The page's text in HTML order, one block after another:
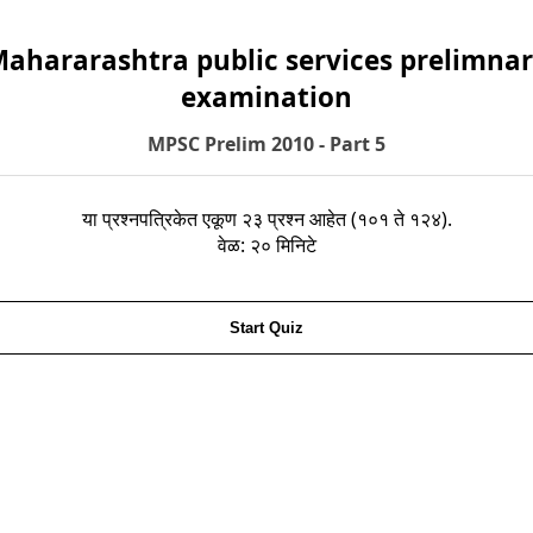
public services
examination
MPSC Prelim 2010 - Part 5
या प्रश्नपत्रिकेत एकूण २३ प्रश्न आहेत (१०१ ते १२४).
वेळ: २० मिनिटे
Start Quiz